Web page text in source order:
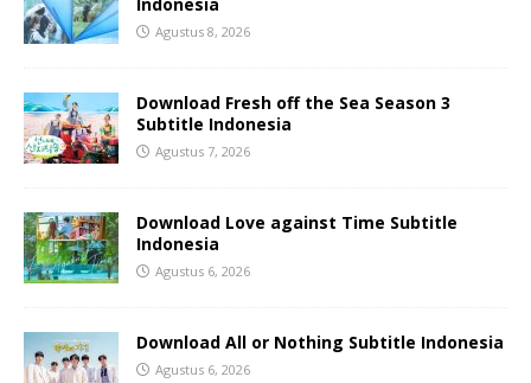
Agustus 8, 2026
Download Fresh off the Sea Season 3
Subtitle Indonesia
Agustus 7, 2026
Download Love against Time Subtitle
Indonesia
Agustus 6, 2026
Download All or Nothing Subtitle Indonesia
Agustus 6, 2026